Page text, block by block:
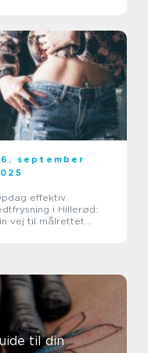
september
effektiv
i Hillerød:
vej til målrettet
til din